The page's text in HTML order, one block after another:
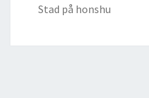
Stad på honshu